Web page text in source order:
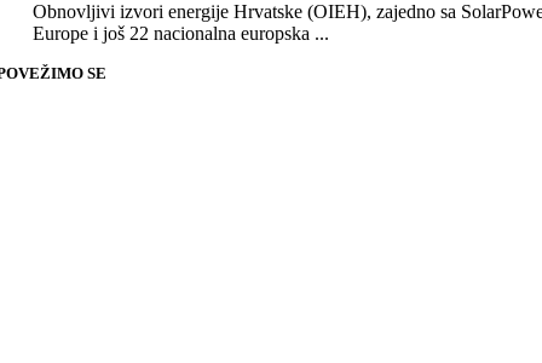
Obnovljivi izvori energije Hrvatske (OIEH), zajedno sa
Europe i još 22 nacionalna europska ...
SE